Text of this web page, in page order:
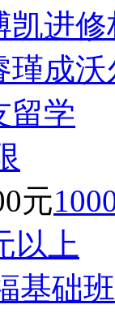
凯进修
瑾成沃
留学
元
以上
基础班